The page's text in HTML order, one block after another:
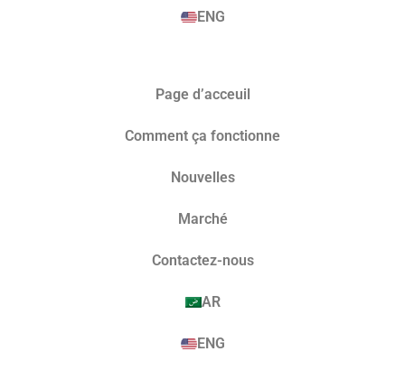
ENG
Page d’acceuil
Comment ça fonctionne
Nouvelles
Marché​
Contactez-nous
AR
ENG